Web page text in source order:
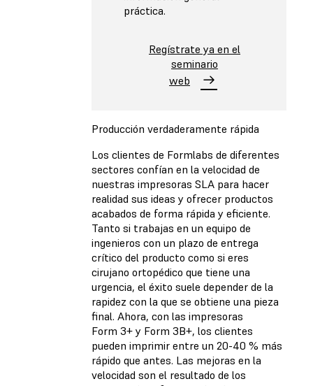
práctica.
Regístrate ya en el
seminario
web
Producción verdaderamente rápida
Los clientes de Formlabs de diferentes
sectores confían en la velocidad de
nuestras impresoras SLA para hacer
realidad sus ideas y ofrecer productos
acabados de forma rápida y eficiente.
Tanto si trabajas en un equipo de
ingenieros con un plazo de entrega
crítico del producto como si eres
cirujano ortopédico que tiene una
urgencia, el éxito suele depender de la
rapidez con la que se obtiene una pieza
final. Ahora, con las impresoras
Form 3+ y Form 3B+, los clientes
pueden imprimir entre un 20-40 % más
rápido que antes. Las mejoras en la
velocidad son el resultado de los